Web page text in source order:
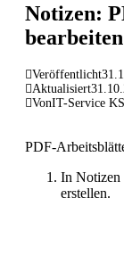
Notizen:
Veröffentlicht
Aktualisiert
VonIT-Service
PDF-
In Notizen
erstellen.